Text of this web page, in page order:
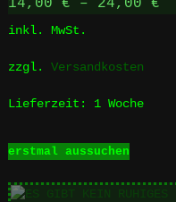
14,00 € – 24,00 €
inkl. MwSt.
zzgl. Versandkosten
Lieferzeit: 1 Woche
erstmal aussuchen
Dieses
Produkt